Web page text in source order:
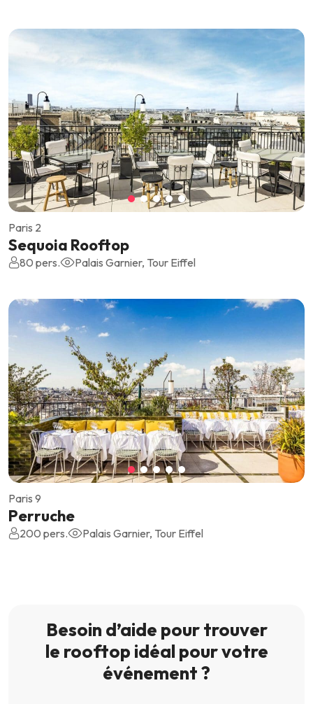
Paris 2
Sequoia Rooftop
80 pers. Palais Garnier, Tour Eiffel
Paris 9
Perruche
200 pers. Palais Garnier, Tour Eiffel
Besoin d’aide pour trouver
le rooftop idéal pour votre
événement ?